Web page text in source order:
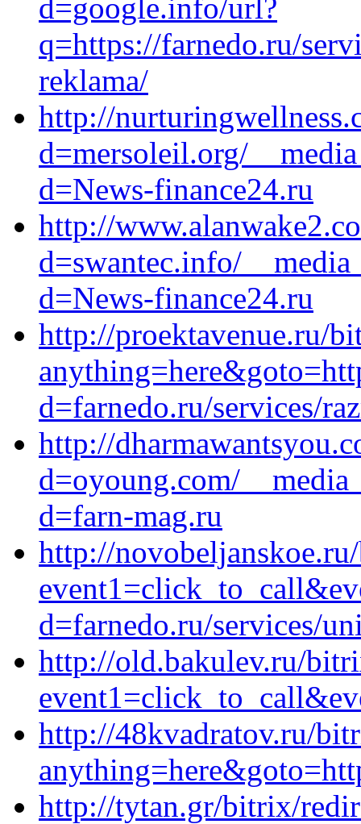
d=google.info/url?
q=https://farnedo.ru/
reklama/
http://
d=mersoleil.org/
d=News-finance24.ru
http://
d=swantec.info/
d=News-finance24.ru
http://proektavenue.ru/
d=farnedo.ru/services/
http://
d=oyoung.com/
d=farn-mag.ru
http://
d=farnedo.ru/services/
http://old.bakulev.ru/
http://48kvadratov.ru/
http://tytan.gr/bitrix/